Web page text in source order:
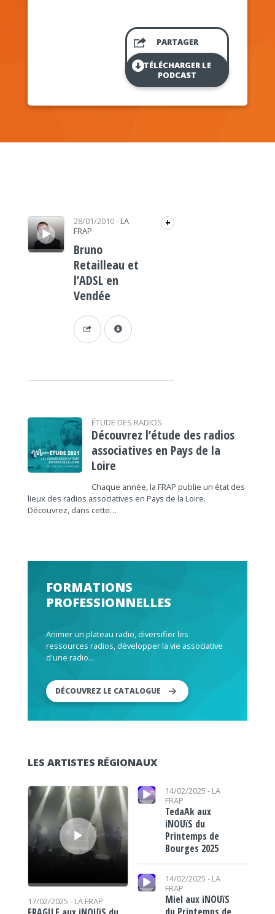
PARTAGER
TÉLÉCHARGER LE
PODCAST
Lecteur audio 28/01/2010- LA
FRAP
+
Bruno
Retailleau et
l’ADSL en
Vendée
ÉTUDE DES RADIOS
Découvrez l’étude des radios
associatives en Pays de la
Loire
Chaque année, la FRAP publie un état des
lieux des radios associatives en Pays de la Loire.
Découvrez, dans cette…
FORMATIONS
PROFESSIONNELLES
Animer un plateau radio, diversifier les
ressources radios, développer la vie associative
d'une radio...
DÉCOUVREZ LE CATALOGUE
LES ARTISTES RÉGIONAUX
Lecteur audio
17/02/2025 - LA FRAP
Lecteur audio 14/02/2025 - LA
FRAP
TedaAk aux
iNOUïS du
Printemps de
Bourges 2025
Lecteur audio
14/02/2025 - LA
FRAP
Miel aux iNOUïS